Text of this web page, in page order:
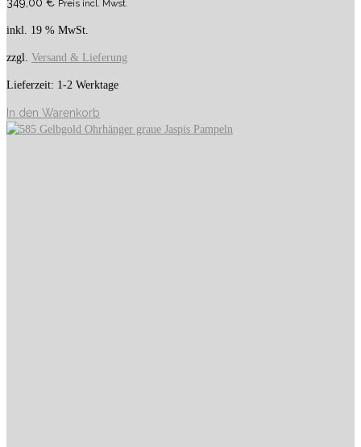
Preis incl. Mwst.
inkl. 19 % MwSt.
zzgl. Versand & Lieferung
Lieferzeit: 1-2 Werktage
In den Warenkorb